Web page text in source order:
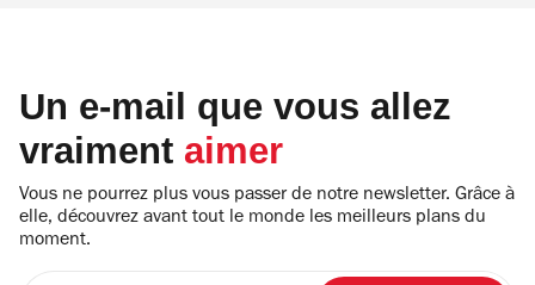
Un e-mail que vous allez
vraiment aimer
Vous ne pourrez plus vous passer de notre newsletter. Grâce à
elle, découvrez avant tout le monde les meilleurs plans du
moment.